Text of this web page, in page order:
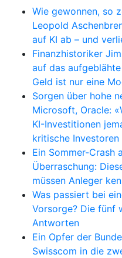
Wie gewonnen, so
Leopold
auf KI ab – und
Finanzhistoriker
auf das
Geld ist nur eine
Sorgen über hohe
Microsoft, Oracle:
KI-Investitionen
kritische Investoren
Ein Sommer-Crash
Überraschung:
müssen Anleger
Was passiert bei
Vorsorge? Die fünf
Antworten
Ein Opfer der
Swisscom in die